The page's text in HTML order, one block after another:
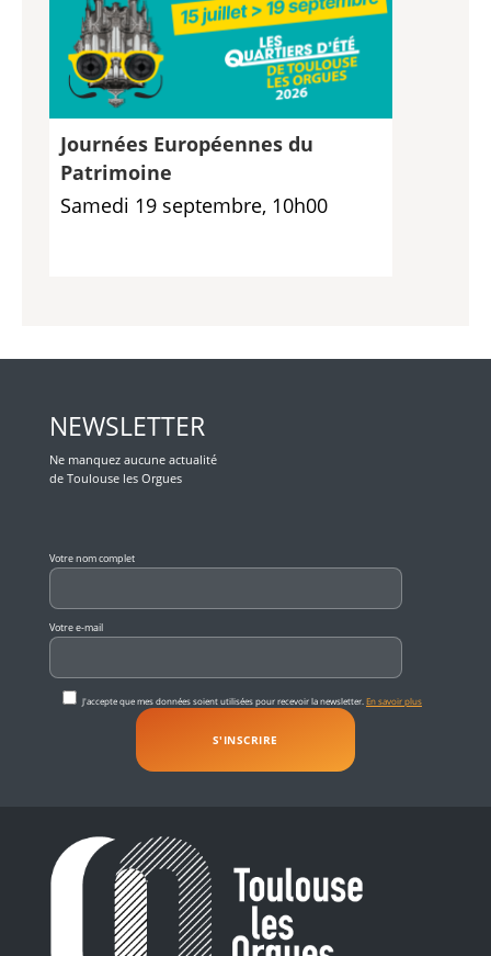
Journées Européennes du
Patrimoine
Samedi 19 septembre, 10h00
NEWSLETTER
Ne manquez aucune actualité
de Toulouse les Orgues
Votre nom complet
Votre e-mail
J'accepte que mes données soient utilisées pour recevoir la newsletter. En savoir plus